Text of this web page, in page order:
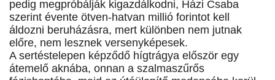
pedig megpróbálják kigazdálkodni, Házi Csaba
szerint évente ötven-hatvan millió forintot kell
áldozni beruházásra, mert különben nem jutnak
előre, nem lesznek versenyképesek.
A sertéstelepen képződő hígtrágya először egy
átemelő aknába, onnan a szalmaszűrős